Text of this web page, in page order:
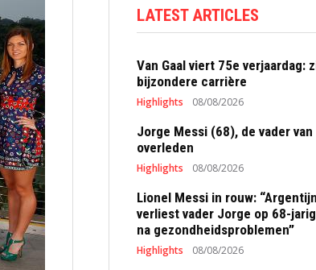
LATEST ARTICLES
Van Gaal viert 75e verjaardag:
bijzondere carrière
Highlights 08/08/2026
Jorge Messi (68), de vader
overleden
Highlights 08/08/2026
Lionel Messi in rouw:
verliest vader Jorge op 68-
na gezondheidsproblemen”
Highlights 08/08/2026